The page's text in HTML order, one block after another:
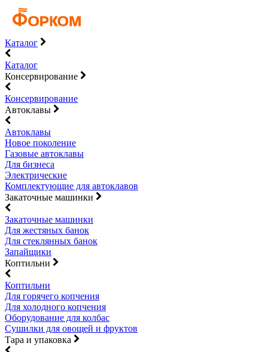
Каталог
Каталог
Консервирование
Консервирование
Автоклавы
Автоклавы
Новое поколение
Газовые автоклавы
Для бизнеса
Электрические
Комплектующие для автоклавов
Закаточные машинки
Закаточные машинки
Для жестяных банок
Для стеклянных банок
Запайщики
Коптильни
Коптильни
Для горячего копчения
Для холодного копчения
Оборудование для колбас
Сушилки для овощей и фруктов
Тара и упаковка